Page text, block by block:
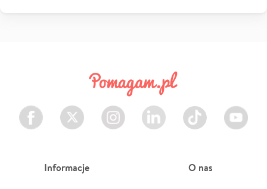
Facebook Twitter Instagram LinkedIn TikTok Youtube
Informacje O nas